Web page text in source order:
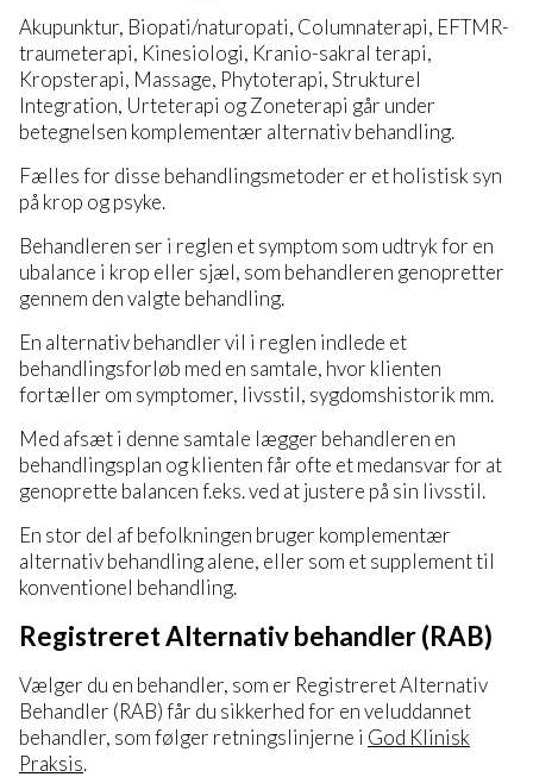
Akupunktur, Biopati/naturopati, Columnaterapi, EFTMR-
traumeterapi, Kinesiologi, Kranio-sakral terapi,
Kropsterapi, Massage, Phytoterapi, Strukturel
Integration, Urteterapi og Zoneterapi går under
betegnelsen komplementær alternativ behandling.
Fælles for disse behandlingsmetoder er et holistisk syn
på krop og psyke.
Behandleren ser i reglen et symptom som udtryk for en
ubalance i krop eller sjæl, som behandleren genopretter
gennem den valgte behandling.
En alternativ behandler vil i reglen indlede et
behandlingsforløb med en samtale, hvor klienten
fortæller om symptomer, livsstil, sygdomshistorik mm.
Med afsæt i denne samtale lægger behandleren en
behandlingsplan og klienten får ofte et medansvar for at
genoprette balancen f.eks. ved at justere på sin livsstil.
En stor del af befolkningen bruger komplementær
alternativ behandling alene, eller som et supplement til
konventionel behandling.
Registreret Alternativ behandler (RAB)
Vælger du en behandler, som er Registreret Alternativ
Behandler (RAB) får du sikkerhed for en veluddannet
behandler, som følger retningslinjerne i God Klinisk
Praksis.